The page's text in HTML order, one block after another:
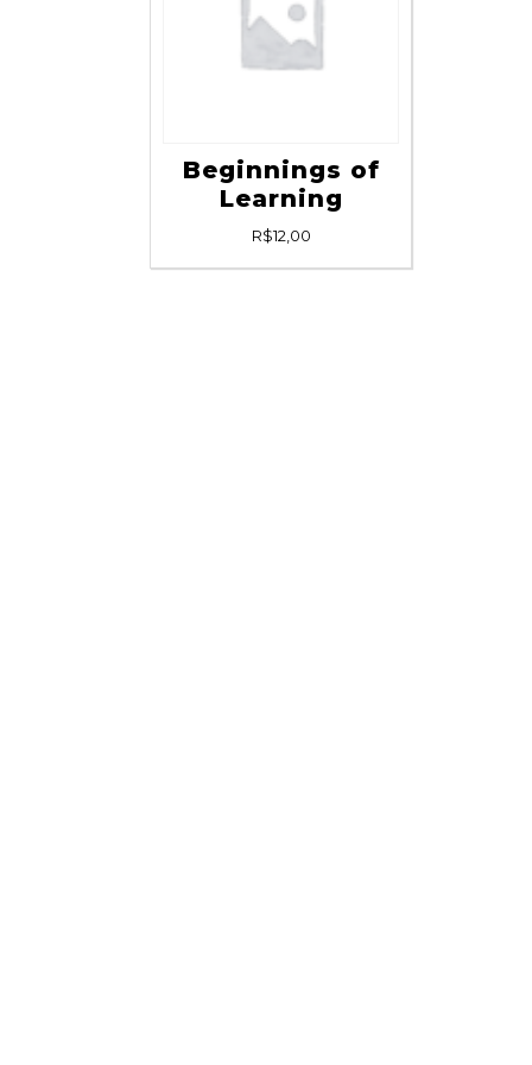
Beginnings of
Learning
R$12,00